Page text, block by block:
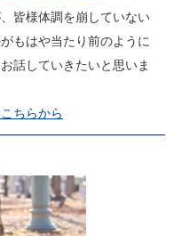
皆様体調を崩していない
もはや当たり前のように
話していきたいと思いま
ちらから